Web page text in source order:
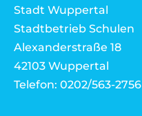
Stadt Wuppertal
Stadtbetrieb Schulen
Alexanderstraße 18
42103 Wuppertal
Telefon: 0202/563-2756